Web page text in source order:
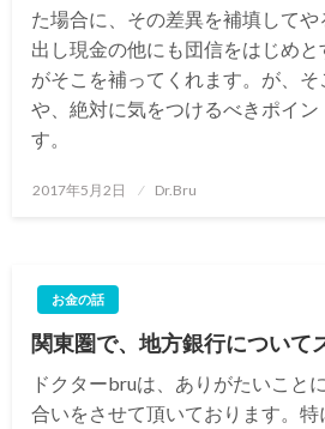
た場合に、その差異を補填して
出し現金の他にも団信をはじめ
がそこを補ってくれます。が、そ
や、絶対に気をつけるべきポイン
す。
投
2017年5月2日 Dr.Bru
お金の話
関東圏で、地方銀行について
ドクターbruは、ありがたいこと
合いをさせて頂いております。